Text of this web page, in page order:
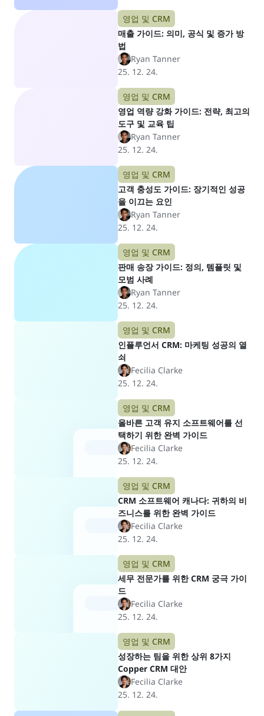
영업 및 CRM
매출 가이드: 의미, 공식 및 증가 방
법
Ryan Tanner
25. 12. 24.
영업 및 CRM
영업 역량 강화 가이드: 전략, 최고의
도구 및 교육 팁
Ryan Tanner
25. 12. 24.
영업 및 CRM
고객 충성도 가이드: 장기적인 성공
을 이끄는 요인
Ryan Tanner
25. 12. 24.
영업 및 CRM
판매 송장 가이드: 정의, 템플릿 및
모범 사례
Ryan Tanner
25. 12. 24.
영업 및 CRM
인플루언서 CRM: 마케팅 성공의 열
쇠
Fecilia Clarke
25. 12. 24.
영업 및 CRM
올바른 고객 유지 소프트웨어를 선
택하기 위한 완벽 가이드
Fecilia Clarke
25. 12. 24.
영업 및 CRM
CRM 소프트웨어 캐나다: 귀하의 비
즈니스를 위한 완벽 가이드
Fecilia Clarke
25. 12. 24.
영업 및 CRM
세무 전문가를 위한 CRM 궁극 가이
드
Fecilia Clarke
25. 12. 24.
영업 및 CRM
성장하는 팀을 위한 상위 8가지
Copper CRM 대안
Fecilia Clarke
25. 12. 24.